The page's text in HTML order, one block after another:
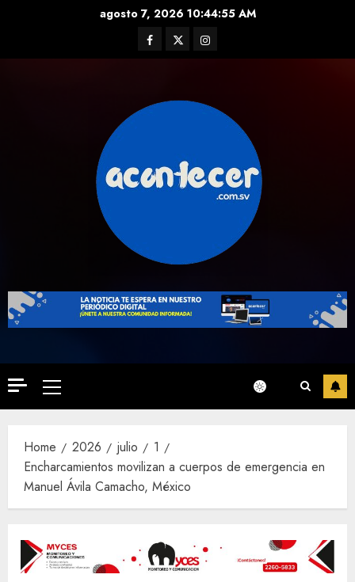
agosto 7, 2026 10:44:56 AM
Facebook
TwitterInstagram
Primary
Menu
Home 2026 julio
1
Encharcamientos movilizan a cuerpos de emergencia en
Manuel Ávila Camacho, México